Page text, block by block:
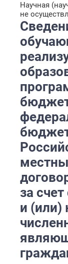
Научная
не
за
и (или)